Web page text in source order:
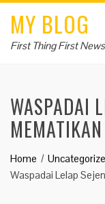
MY BLOG
First Thing First News
WASPADAI
MEMATIKAN
Home
Waspadai Lelap